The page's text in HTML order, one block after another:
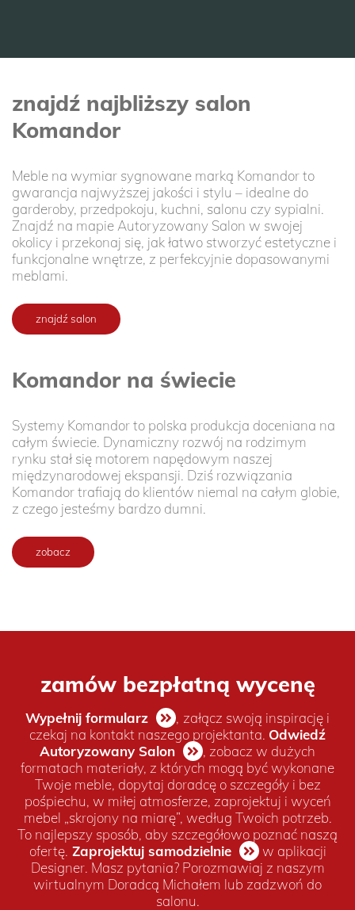
znajdź najbliższy salon
Komandor
Meble na wymiar sygnowane marką Komandor to
gwarancja najwyższej jakości i stylu – idealne do
garderoby, przedpokoju, kuchni, salonu czy sypialni.
Znajdź na mapie Autoryzowany Salon w swojej
okolicy i przekonaj się, jak łatwo stworzyć estetyczne i
funkcjonalne wnętrze, z perfekcyjnie dopasowanymi
meblami.
znajdź salon
Komandor na świecie
Systemy Komandor to polska produkcja doceniana na
całym świecie. Dynamiczny rozwój na rodzimym
rynku stał się motorem napędowym naszej
międzynarodowej ekspansji. Dziś rozwiązania
Komandor trafiają do klientów niemal na całym globie,
z czego jesteśmy bardzo dumni.
zobacz
zamów bezpłatną wycenę
Wypełnij formularz , załącz swoją inspirację i
czekaj na kontakt naszego projektanta. Odwiedź
Autoryzowany Salon
, zobacz w dużych
formatach materiały, z których mogą być wykonane
Twoje meble, dopytaj doradcę o szczegóły i bez
pośpiechu, w miłej atmosferze, zaprojektuj i wyceń
mebel „skrojony na miarę”, według Twoich potrzeb.
To najlepszy sposób, aby szczegółowo poznać naszą
ofertę. Zaprojektuj samodzielnie
w aplikacji
Designer. Masz pytania? Porozmawiaj z naszym
wirtualnym Doradcą Michałem lub zadzwoń do
salonu.